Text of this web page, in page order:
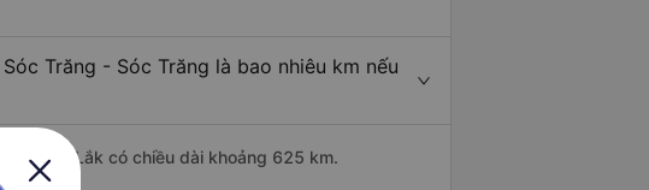
Trăng - Sóc Trăng là bao nhiêu km nếu
- Đắk Lắk có chiều dài khoảng 625 km.